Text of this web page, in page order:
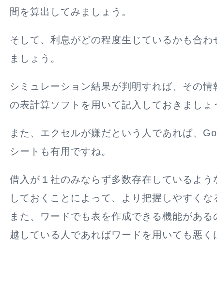
間を算出してみましょう。
そして、利息がどの程度生じているかも合わ
ましょう。
シミュレーション結果が判明すれば、その
の表計算ソフトを用いて記入しておきましょ
また、エクセルが嫌だという人であれば、
シートも有用ですね。
借入が１社のみならず多数存在しているよう
しておくことによって、より把握しやすくな
また、ワードでも表を作成できる機能があ
越している人であればワードを用いても悪く